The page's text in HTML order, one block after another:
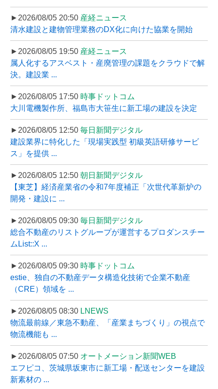
►2026/08/05 20:50 産経ニュース
清水建設と建物管理業務のDX化に向けた協業を開始
►2026/08/05 19:50 産経ニュース
属人化するアスベスト・産廃管理の課題をクラウドで解
決。建設業 ...
►2026/08/05 17:50 時事ドットコム
大川電機製作所、福島市大笹生に新工場の建設を決定
►2026/08/05 12:50 毎日新聞デジタル
建設業界に特化した「現場実践型 初級英語研修サービ
ス」を提供 ...
►2026/08/05 12:50 朝日新聞デジタル
【東芝】経済産業省の令和7年度補正「次世代革新炉の
開発・建設に ...
►2026/08/05 09:30 毎日新聞デジタル
総合不動産のリストグループが運営するプロダンスチー
ムList::X ...
►2026/08/05 09:30 時事ドットコム
estie、独自の不動産データ構造化技術で企業不動産
（CRE）領域を ...
►2026/08/05 08:30 LNEWS
物流最前線／東急不動産、「産業まちづくり」の視点で
物流機能も ...
►2026/08/05 07:50 オートメーション新聞WEB
エフピコ、茨城県坂東市に新工場・配送センターを建設
新素材の ...